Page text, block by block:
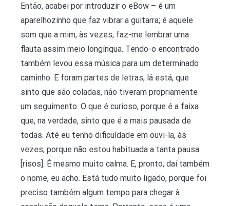
Então, acabei por introduzir o eBow – é um
aparelhozinho que faz vibrar a guitarra; é aquele
som que a mim, às vezes, faz-me lembrar uma
flauta assim meio longínqua. Tendo-o encontrado
também levou essa música para um determinado
caminho. E foram partes de letras, lá está, que
sinto que são coladas, não tiveram propriamente
um seguimento. O que é curioso, porque é a faixa
que, na verdade, sinto que é a mais pausada de
todas. Até eu tenho dificuldade em ouvi-la, às
vezes, porque não estou habituada a tanta pausa
[risos]. É mesmo muito calma. E, pronto, daí também
o nome, eu acho. Está tudo muito ligado, porque foi
preciso também algum tempo para chegar à